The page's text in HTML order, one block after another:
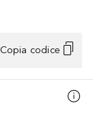
Copia codice